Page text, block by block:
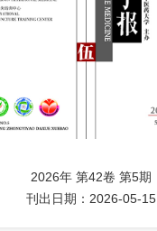
2026年 第42卷 第5期
刊出日期：2026-05-15